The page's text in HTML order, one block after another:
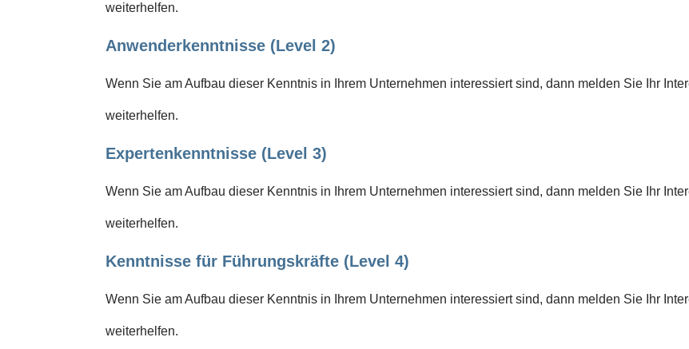
weiterhelfen.
Anwenderkenntnisse (Level 2)
Wenn Sie am Aufbau dieser Kenntnis in Ihrem Unternehmen interessiert sind, dann melden Sie Ihr
weiterhelfen.
Expertenkenntnisse (Level 3)
Wenn Sie am Aufbau dieser Kenntnis in Ihrem Unternehmen interessiert sind, dann melden Sie Ihr
weiterhelfen.
Kenntnisse für Führungskräfte (Level 4)
Wenn Sie am Aufbau dieser Kenntnis in Ihrem Unternehmen interessiert sind, dann melden Sie Ihr
weiterhelfen.